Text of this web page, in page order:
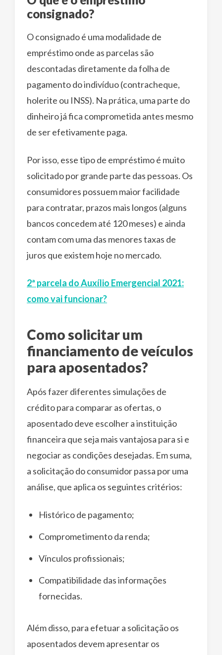
consignado?
O consignado é uma modalidade de
empréstimo onde as parcelas são
descontadas diretamente da folha de
pagamento do indivíduo (contracheque,
holerite ou INSS). Na prática, uma parte do
dinheiro já fica comprometida antes mesmo
de ser efetivamente paga.
Por isso, esse tipo de empréstimo é muito
solicitado por grande parte das pessoas. Os
consumidores possuem maior facilidade
para contratar, prazos mais longos (alguns
bancos concedem até 120 meses) e ainda
contam com uma das menores taxas de
juros que existem hoje no mercado.
2ª parcela do Auxílio Emergencial 2021:
como vai funcionar?
Como solicitar um
financiamento de veículos
para aposentados?
Após fazer diferentes simulações de
crédito para comparar as ofertas, o
aposentado deve escolher a instituição
financeira que seja mais vantajosa para si e
negociar as condições desejadas. Em suma,
a solicitação do consumidor passa por uma
análise, que aplica os seguintes critérios:
Histórico de pagamento;
Comprometimento da renda;
Vínculos profissionais;
Compatibilidade das informações
fornecidas.
Além disso, para efetuar a solicitação os
aposentados devem apresentar os